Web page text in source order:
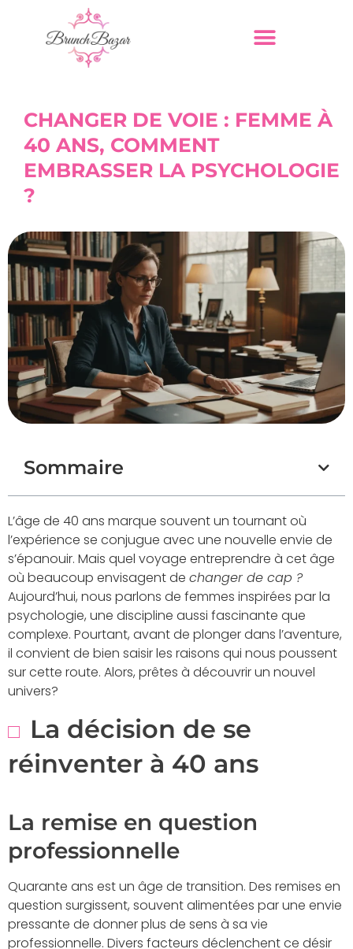
CHANGER DE VOIE : FEMME À
40 ANS, COMMENT
EMBRASSER LA PSYCHOLOGIE
?
Sommaire
L’âge de 40 ans marque souvent un tournant où
l’expérience se conjugue avec une nouvelle envie de
s’épanouir. Mais quel voyage entreprendre à cet âge
où beaucoup envisagent de changer de cap ?
Aujourd’hui, nous parlons de femmes inspirées par la
psychologie, une discipline aussi fascinante que
complexe. Pourtant, avant de plonger dans l’aventure,
il convient de bien saisir les raisons qui nous poussent
sur cette route. Alors, prêtes à découvrir un nouvel
univers?
La décision de se
réinventer à 40 ans
La remise en question
professionnelle
Quarante ans est un âge de transition. Des remises en
question surgissent, souvent alimentées par une envie
pressante de donner plus de sens à sa vie
professionnelle. Divers facteurs déclenchent ce désir